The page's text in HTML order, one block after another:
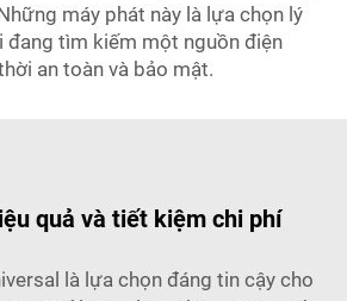
máy phát này là lựa chọn lý
đang tìm kiếm một nguồn điện
an toàn và bảo mật.
quả và tiết kiệm chi phí
là lựa chọn đáng tin cậy cho